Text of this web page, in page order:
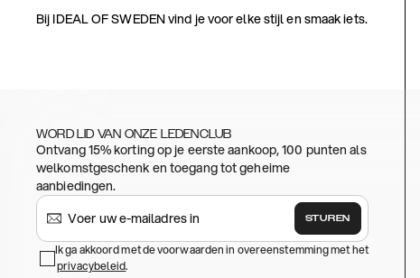
Bij IDEAL OF SWEDEN vind je voor elke stijl en smaak iets.
WORD LID VAN ONZE LEDENCLUB
Ontvang 15% korting op je eerste aankoop, 100 punten als
welkomstgeschenk en toegang tot geheime
aanbiedingen.
STUREN
Ik ga akkoord met de voorwaarden in overeenstemming met het
privacybeleid.